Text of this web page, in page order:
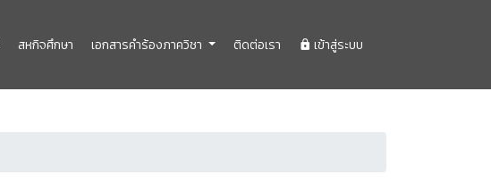
สหกิจศึกษา เอกสารคำร้องภาควิชา ติดต่อเรา เข้าสู่ระบบ